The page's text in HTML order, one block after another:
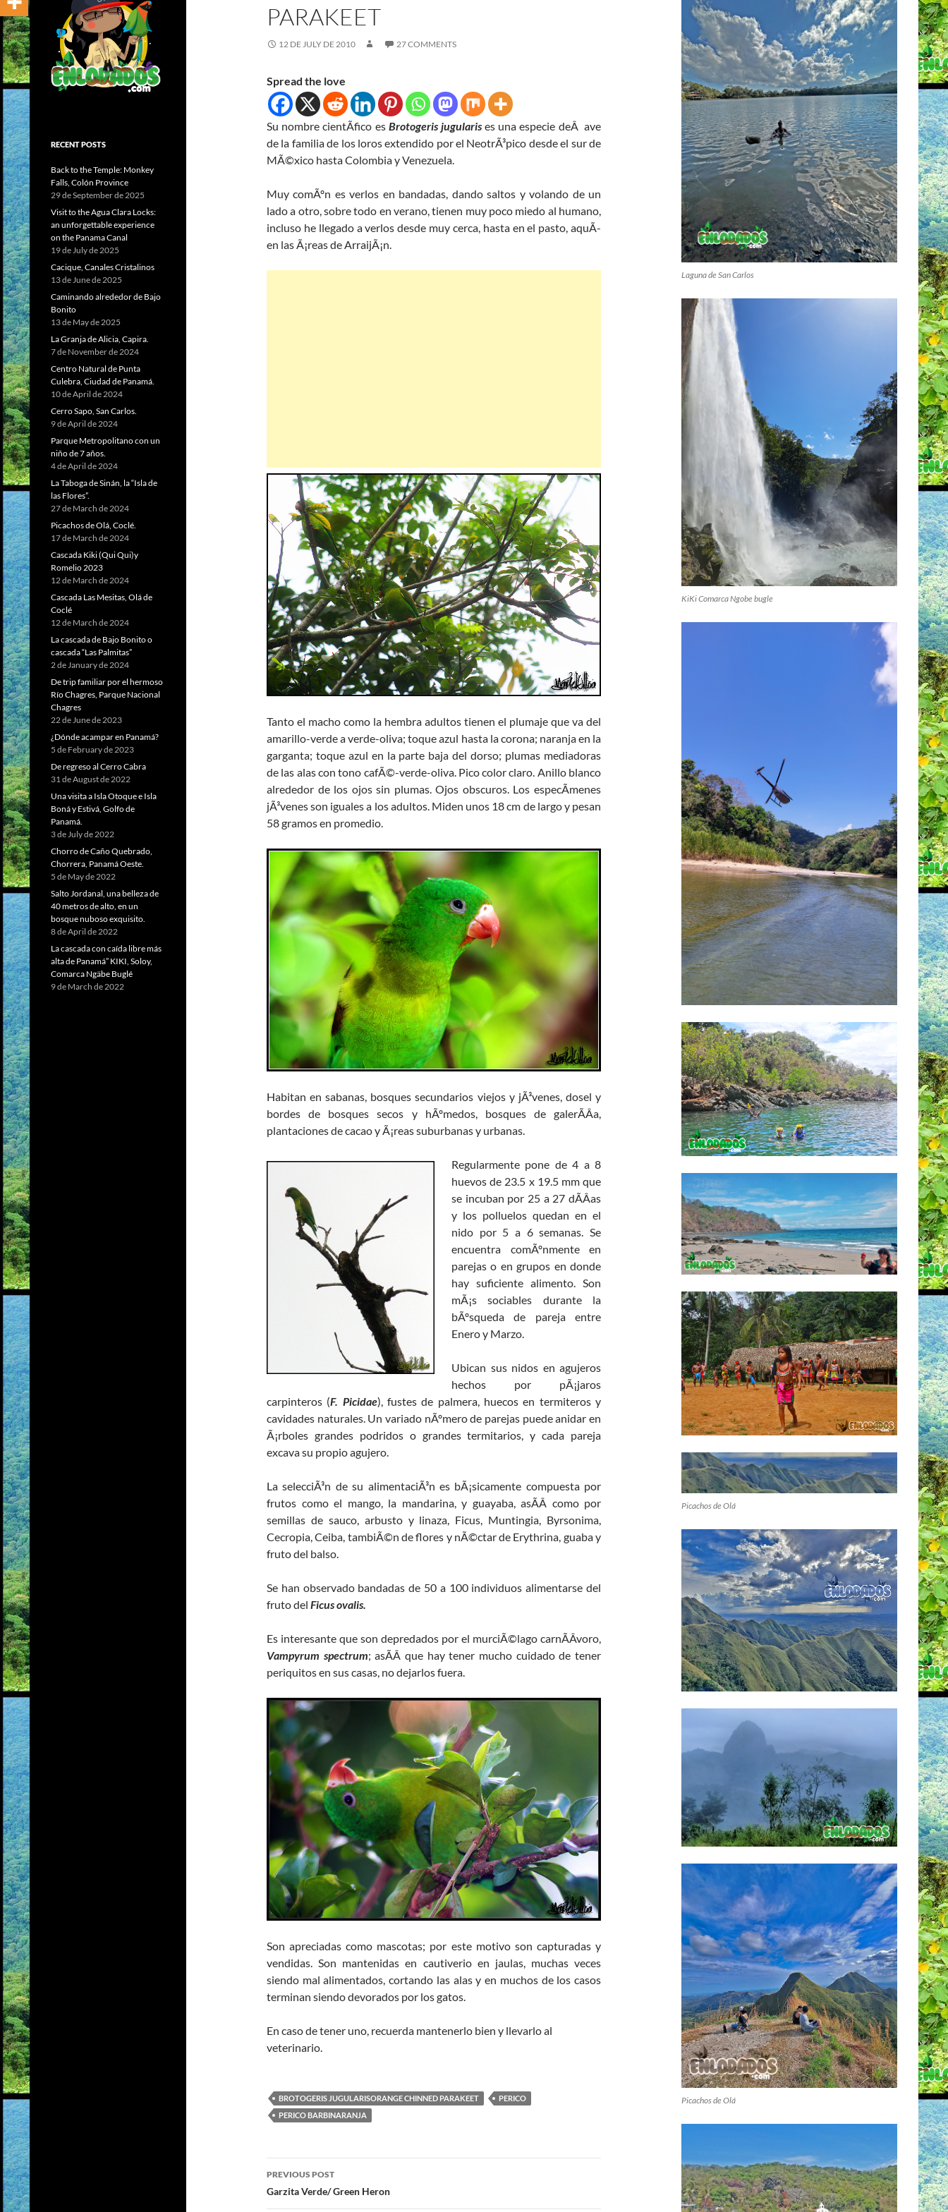
PARAKEET
12 DE JULY DE 2010 27 COMMENTS
Spread the love
Su nombre cientÃ­fico es Brotogeris jugularises una especie deÂ ave
de la familia de los loros extendido por el NeotrÃ³pico desde el sur de
MÃ©xico hasta Colombia y Venezuela.
Muy comÃºn es verlos en bandadas, dando saltos y volando de un
lado a otro, sobre todo en verano, tienen muy poco miedo al humano,
incluso he llegado a verlos desde muy cerca, hasta en el pasto, aquÃ­
en las Ã¡reas de ArraijÃ¡n.
Tanto el macho como la hembra adultos tienen el plumaje que va del
amarillo-verde a verde-oliva; toque azul hasta la corona; naranja en la
garganta; toque azul en la parte baja del dorso; plumas mediadoras
de las alas con tono cafÃ©-verde-oliva. Pico color claro. Anillo blanco
alrededor de los ojos sin plumas. Ojos obscuros. Los especÃ­menes
jÃ³venes son iguales a los adultos. Miden unos 18 cm de largo y pesan
58 gramos en promedio.
Habitan en sabanas, bosques secundarios viejos y jÃ³venes, dosel y
bordes de bosques secos y hÃºmedos, bosques de galerÃ­Â­a,
plantaciones de cacao y Ã¡reas suburbanas y urbanas.
Regularmente pone de 4 a 8
huevos de 23.5 x 19.5 mm que
se incuban por 25 a 27 dÃ­Â­as
y los polluelos quedan en el
nido por 5 a 6 semanas. Se
encuentra comÃºnmente en
parejas o en grupos en donde
hay suficiente alimento. Son
mÃ¡s sociables durante la
bÃºsqueda de pareja entre
Enero y Marzo.
Ubican sus nidos en agujeros
hechos por pÃ¡jaros
carpinteros (F. Picidae), fustes de palmera, huecos en termiteros y
cavidades naturales. Un variado nÃºmero de parejas puede anidar en
Ã¡rboles grandes podridos o grandes termitarios, y cada pareja
excava su propio agujero.
La selecciÃ³n de su alimentaciÃ³n es bÃ¡sicamente compuesta por
frutos como el mango, la mandarina, y guayaba, asÃ­Â­ como por
semillas de sauco, arbusto y linaza, Ficus, Muntingia, Byrsonima,
Cecropia, Ceiba, tambiÃ©n de flores y nÃ©ctar de Erythrina, guaba y
fruto del balso.
Se han observado bandadas de 50 a 100 individuos alimentarse del
fruto del Ficus ovalis.
Es interesante que son depredados por el murciÃ©lago carnÃ­Â­voro,
Vampyrum spectrum; asÃ­Â­ que hay tener mucho cuidado de tener
periquitos en sus casas, no dejarlos fuera.
Son apreciadas como mascotas; por este motivo son capturadas y
vendidas. Son mantenidas en cautiverio en jaulas, muchas veces
siendo mal alimentados, cortando las alas y en muchos de los casos
terminan siendo devorados por los gatos.
En caso de tener uno, recuerda mantenerlo bien y llevarlo al
veterinario.
BROTOGERIS JUGULARISORANGE CHINNED PARAKEET
PERICO
PERICO BARBINARANJA
Post
PREVIOUS POST
Garzita Verde/ Green Heron
Laguna de San Carlos
KiKi Comarca Ngobe bugle
Picachos de Olá
Picachos de Olá
RECENT POSTS
Back to the Temple: Monkey
Falls, Colón Province
29 de September de 2025
Visit to the Agua Clara Locks:
an unforgettable experience
on the Panama Canal
19 de July de 2025
Cacique, Canales Cristalinos
13 de June de 2025
Caminando alrededor de Bajo
Bonito
13 de May de 2025
La Granja de Alicia, Capira.
7 de November de 2024
Centro Natural de Punta
Culebra, Ciudad de Panamá.
10 de April de 2024
Cerro Sapo, San Carlos.
9 de April de 2024
Parque Metropolitano con un
niño de 7 años.
4 de April de 2024
La Taboga de Sinán, la “Isla de
las Flores”.
27 de March de 2024
Picachos de Olá, Coclé.
17 de March de 2024
Cascada Kiki (Qui Qui)y
Romelio 2023
12 de March de 2024
Cascada Las Mesitas, Olá de
Coclé
12 de March de 2024
La cascada de Bajo Bonito o
cascada “Las Palmitas”
2 de January de 2024
De trip familiar por el hermoso
Río Chagres, Parque Nacional
Chagres
22 de June de 2023
¿Dónde acampar en Panamá?
5 de February de 2023
De regreso al Cerro Cabra
31 de August de 2022
Una visita a Isla Otoque e Isla
Boná y Estivá, Golfo de
Panamá.
3 de July de 2022
Chorro de Caño Quebrado,
Chorrera, Panamá Oeste.
5 de May de 2022
Salto Jordanal, una belleza de
40 metros de alto, en un
bosque nuboso exquisito.
8 de April de 2022
La cascada con caída libre más
alta de Panamá” KIKI, Soloy,
Comarca Ngäbe Buglé
9 de March de 2022